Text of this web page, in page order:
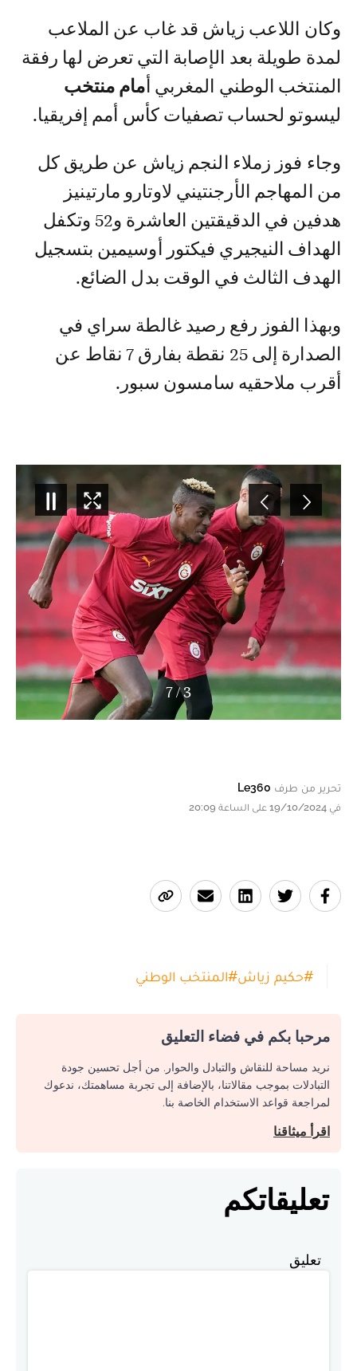
وكان اللاعب زياش قد غاب عن الملاعب
لمدة طويلة بعد الإصابة التي تعرض لها رفقة
المنتخب الوطني المغربي أمام منتخب
ليسوتو لحساب تصفيات كأس أمم إفريقيا.
وجاء فوز زملاء النجم زياش عن طريق كل
من المهاجم الأرجنتيني لاوتارو مارتينيز
هدفين في الدقيقتين العاشرة و52 وتكفل
الهداف النيجيري فيكتور أوسيمين بتسجيل
الهدف الثالث في الوقت بدل الضائع.
وبهذا الفوز رفع رصيد غالطة سراي في
الصدارة إلى 25 نقطة بفارق 7 نقاط عن
أقرب ملاحقيه سامسون سبور.
3
/
7
تحرير من طرف Le360
في 19/10/2024 على الساعة 20:09
#حكيم زياش#المنتخب الوطني
مرحبا بكم في فضاء التعليق
نريد مساحة للنقاش والتبادل والحوار. من أجل تحسين جودة
التبادلات بموجب مقالاتنا، بالإضافة إلى تجربة مساهمتك، ندعوك
لمراجعة قواعد الاستخدام الخاصة بنا.
اقرأ ميثاقنا
تعليقاتكم
تعليق